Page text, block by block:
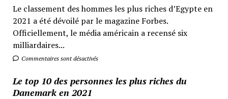
Le classement des hommes les plus riches d’Egypte en
2021 a été dévoilé par le magazine Forbes.
Officiellement, le média américain a recensé six
milliardaires...
Commentaires sont désactivés
Le top 10 des personnes les plus riches du
Danemark en 2021